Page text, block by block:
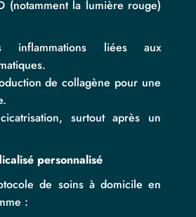
(notamment la lumière rouge)
inflammations liées aux
de collagène pour une
surtout après un
personnalisé
de soins à domicile en
: